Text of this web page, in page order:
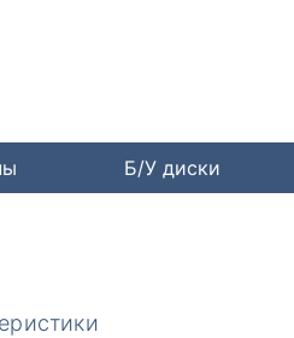
Б/У диски